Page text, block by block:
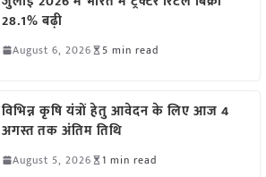
28.1% बढ़ी
August 6, 2026 5 min read
विभिन्न कृषि यंत्रों हेतु आवेदन के लिए आज 4
अगस्त तक अंतिम तिथि
August 5, 2026 1 min read